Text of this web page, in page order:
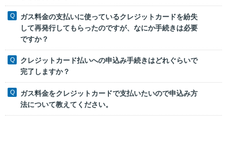
ガス料金の支払いに使っているクレジットカードを紛失
して再発行してもらったのですが、なにか手続きは必要
ですか？
クレジットカード払いへの申込み手続きはどれぐらいで
完了しますか？
ガス料金をクレジットカードで支払いたいので申込み方
法について教えてください。